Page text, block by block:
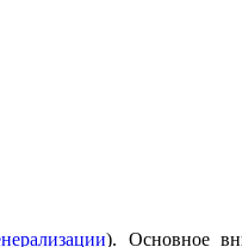
). Основное